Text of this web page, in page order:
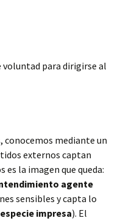
para dirigirse al
conocemos mediante un
externos captan
la imagen que queda:
agente
sensibles y capta lo
especie impresa). El